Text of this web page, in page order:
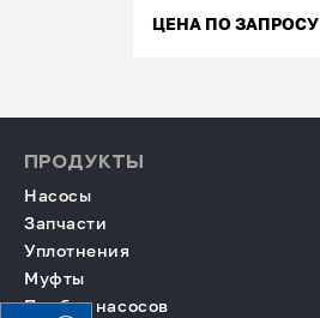
ЦЕНА ПО ЗАПРОСУ
ПРОДУКТЫ
Насосы
Запчасти
Уплотнения
Муфты
Подбор насосов